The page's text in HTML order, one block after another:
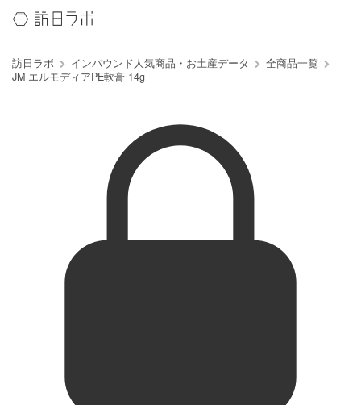
訪日ラボ インバウンド人気商品・お土産データ
全商品一覧
JM エルモディアPE軟膏 14g